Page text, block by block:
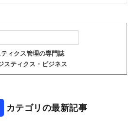
ティクス管理の専門誌
スティクス・ビジネス
カテゴリの最新記事